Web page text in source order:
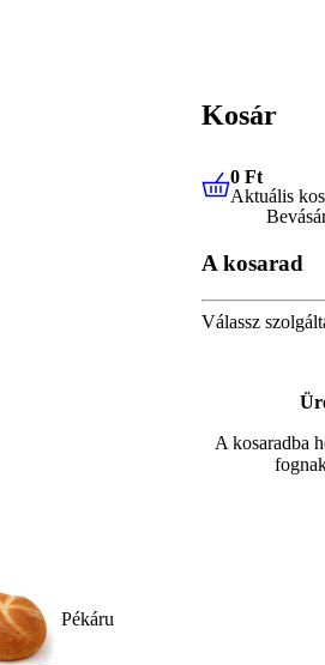
Pékáru
Kosár
0 Ft
0 Ft
Aktuális
A kosarad
Válassz
A kosaradba